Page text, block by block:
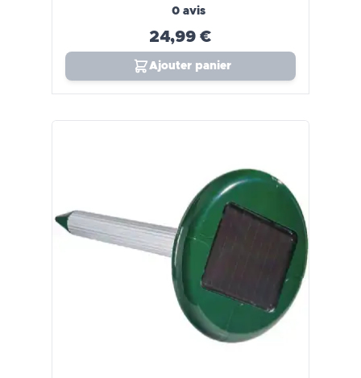
0 avis
24,99 €
Ajouter panier